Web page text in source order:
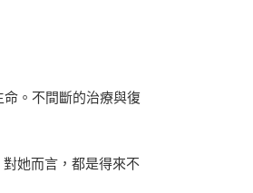
。不間斷的治療與復
她而言，都是得來不